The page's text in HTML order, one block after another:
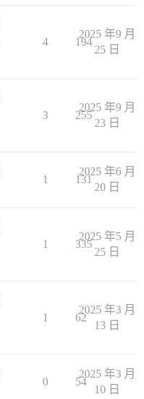
4 194
2025 年9 月
25 日
3 255
2025 年9 月
23 日
1 131
2025 年6 月
20 日
1 335
2025 年5 月
25 日
1 62
2025 年3 月
13 日
0 54
2025 年3 月
10 日